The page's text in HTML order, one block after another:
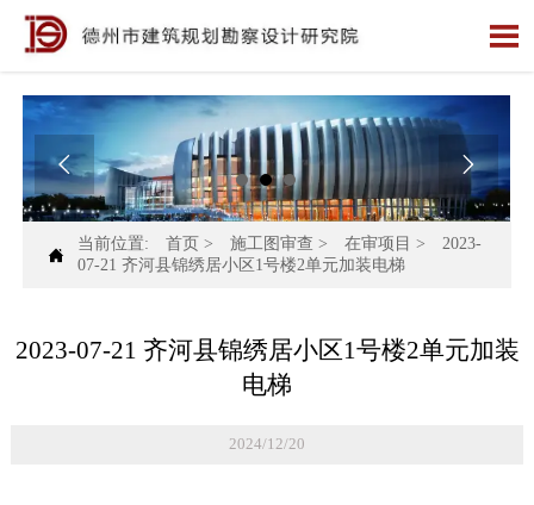

 

当前位置: 首页 > 施工图审查 > 在审项目 >
2023-
07-21 齐河县锦绣居小区1号楼2单元加装电梯
2023-07-21 齐河县锦绣居小区1号楼2单元加装
电梯
2024/12/20